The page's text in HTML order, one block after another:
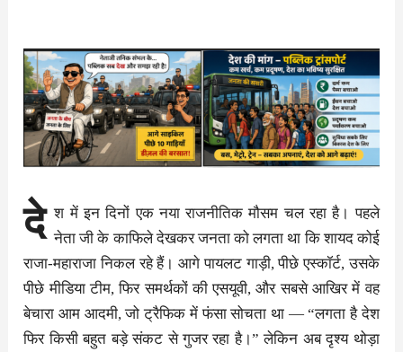
दे श में इन दिनों एक नया राजनीतिक मौसम चल रहा है। पहले
नेता जी के काफिले देखकर जनता को लगता था कि शायद कोई
राजा-महाराजा निकल रहे हैं। आगे पायलट गाड़ी, पीछे एस्कॉर्ट, उसके
पीछे मीडिया टीम, फिर समर्थकों की एसयूवी, और सबसे आखिर में वह
बेचारा आम आदमी, जो ट्रैफिक में फंसा सोचता था — “लगता है देश
फिर किसी बहुत बड़े संकट से गुजर रहा है।” लेकिन अब दृश्य थोड़ा